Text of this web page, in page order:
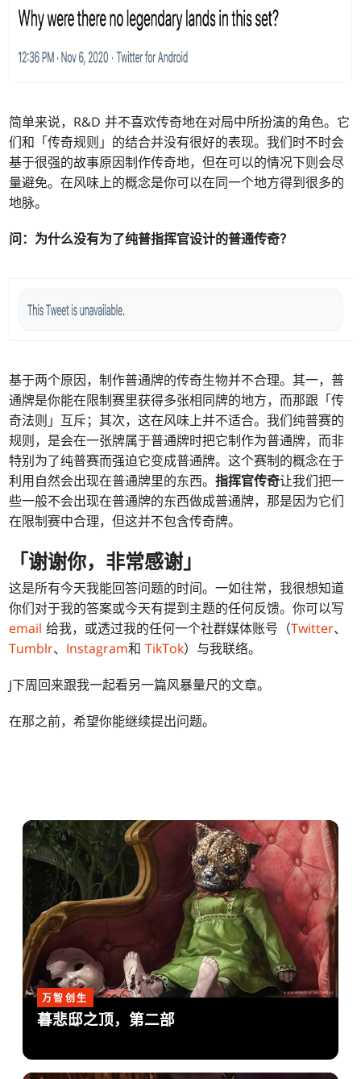
简单来说，R&D 并不喜欢传奇地在对局中所扮演的角色。它
们和「传奇规则」的结合并没有很好的表现。我们时不时会
基于很强的故事原因制作传奇地，但在可以的情况下则会尽
量避免。在风味上的概念是你可以在同一个地方得到很多的
地脉。
问： 为什么没有为了纯普指挥官设计的普通传奇？
基于两个原因，制作普通牌的传奇生物并不合理。其一，普
通牌是你能在限制赛里获得多张相同牌的地方，而那跟「传
奇法则」互斥；其次，这在风味上并不适合。我们纯普赛的
规则，是会在一张牌属于普通牌时把它制作为普通牌，而非
特别为了纯普赛而强迫它变成普通牌。这个赛制的概念在于
利用自然会出现在普通牌里的东西。指挥官传奇让我们把一
些一般不会出现在普通牌的东西做成普通牌，那是因为它们
在限制赛中合理，但这并不包含传奇牌。
「谢谢你，非常感谢」
这是所有今天我能回答问题的时间。一如往常，我很想知道
你们对于我的答案或今天有提到主题的任何反馈。你可以写
email 给我，或透过我的任何一个社群媒体账号（Twitter、
Tumblr、 Instagram和TikTok）与我联络。
J下周回来跟我一起看另一篇风暴量尺的文章。
在那之前，希望你能继续提出问题。
万智创生
暮悲邸之顶，第二部